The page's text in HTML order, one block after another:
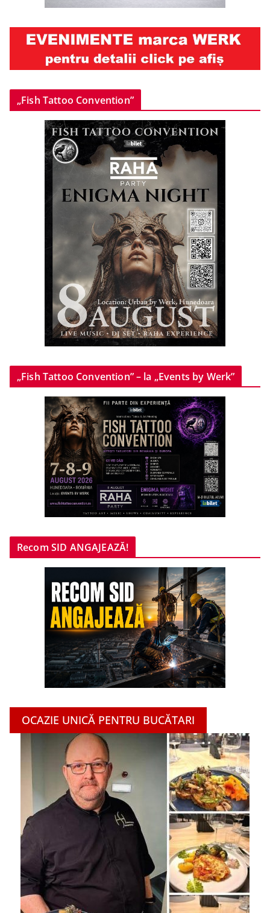
„Fish Tattoo Convention”
„Fish Tattoo Convention” – la „Events by Werk”
Recom SID ANGAJEAZĂ!
OCAZIE UNICĂ PENTRU BUCĂTARI